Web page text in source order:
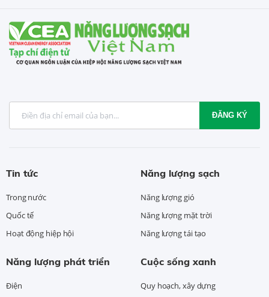
ĐĂNG KÝ
Tin tức
Trong nước
Quốc tế
Hoạt động hiệp hội
Năng lượng sạch
Năng lượng gió
Năng lượng mặt trời
Năng lượng tái tạo
Năng lượng phát triển
Điện
Cuộc sống xanh
Quy hoạch, xây dựng